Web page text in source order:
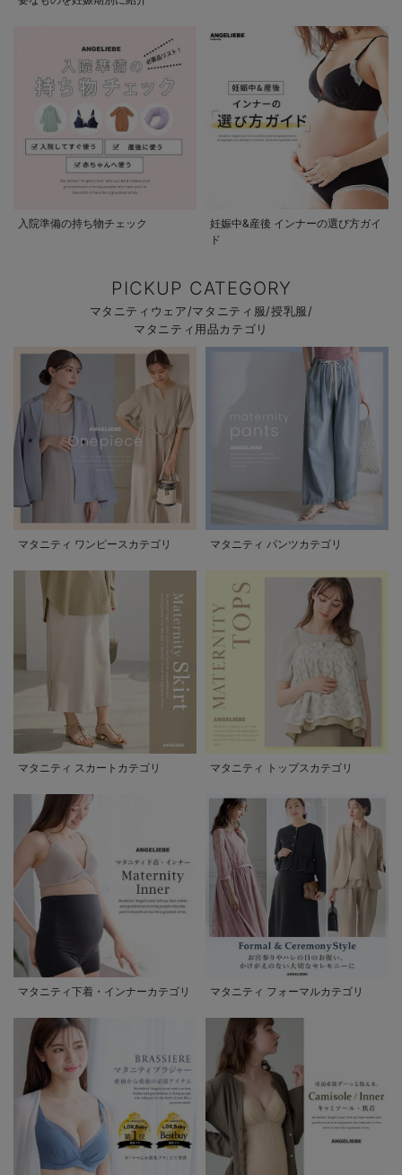
入院準備の持ち物チェック
妊娠中&産後 インナーの選び方ガイ
ド
PICKUP CATEGORY
マタニティウェア/マタニティ服/授乳服/
マタニティ用品カテゴリ
マタニティ ワンピースカテゴリ マタニティ パンツカテゴリ
マタニティ スカートカテゴリ マタニティ トップスカテゴリ
マタニティ下着・インナーカテゴリ マタニティ フォーマルカテゴリ